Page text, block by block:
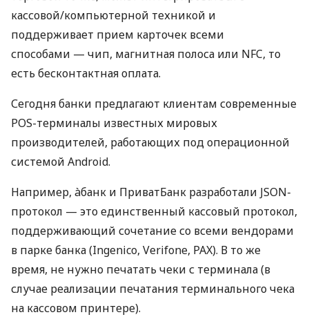
кассовой/компьютерной техникой и
поддерживает прием карточек всеми
способами — чип, магнитная полоса или NFC, то
есть бесконтактная оплата.
Сегодня банки предлагают клиентам современные
POS-терминалы известных мировых
производителей, работающих под операционной
системой Android.
Например, àбанк и ПриватБанк разработали JSON-
протокол — это единственный кассовый протокол,
поддерживающий сочетание со всеми вендорами
в парке банка (Ingenico, Verifone, PAX). В то же
время, не нужно печатать чеки с терминала (в
случае реализации печатания терминального чека
на кассовом принтере).